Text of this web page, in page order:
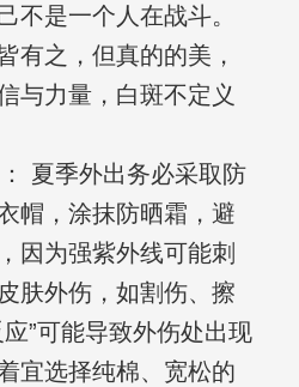
不是一个人在战斗。
有之，但真的的美，
与力量，白斑不定义
夏季外出务必采取防
帽，涂抹防晒霜，避
因为强紫外线可能刺
肤外伤，如割伤、擦
”可能导致外伤处出现
宜选择纯棉、宽松的